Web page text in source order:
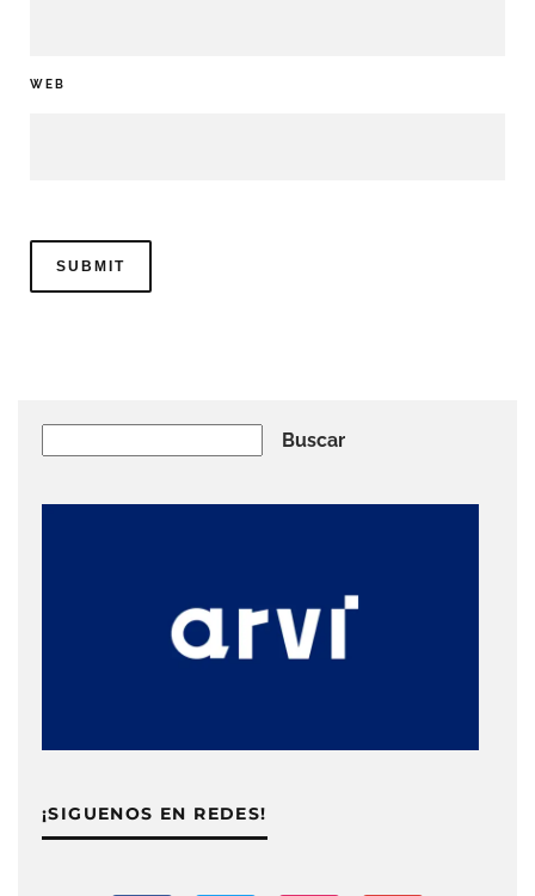
WEB
Buscar
¡SIGUENOS EN REDES!